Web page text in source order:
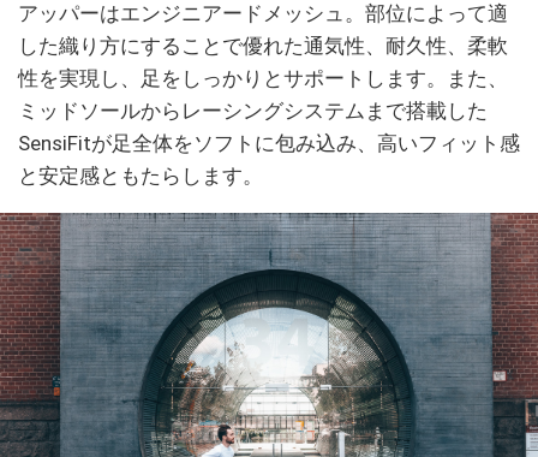
アッパーはエンジニアードメッシュ。部位によって適
した織り方にすることで優れた通気性、耐久性、柔軟
性を実現し、足をしっかりとサポートします。また、
ミッドソールからレーシングシステムまで搭載した
SensiFitが足全体をソフトに包み込み、高いフィット感
と安定感ともたらします。